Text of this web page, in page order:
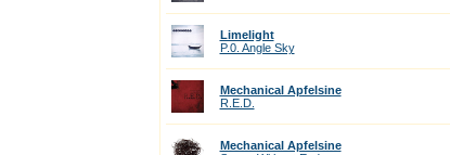
Limelight
P.0. Angle Sky
Mechanical Apfelsine
R.E.D.
Mechanical Apfelsine